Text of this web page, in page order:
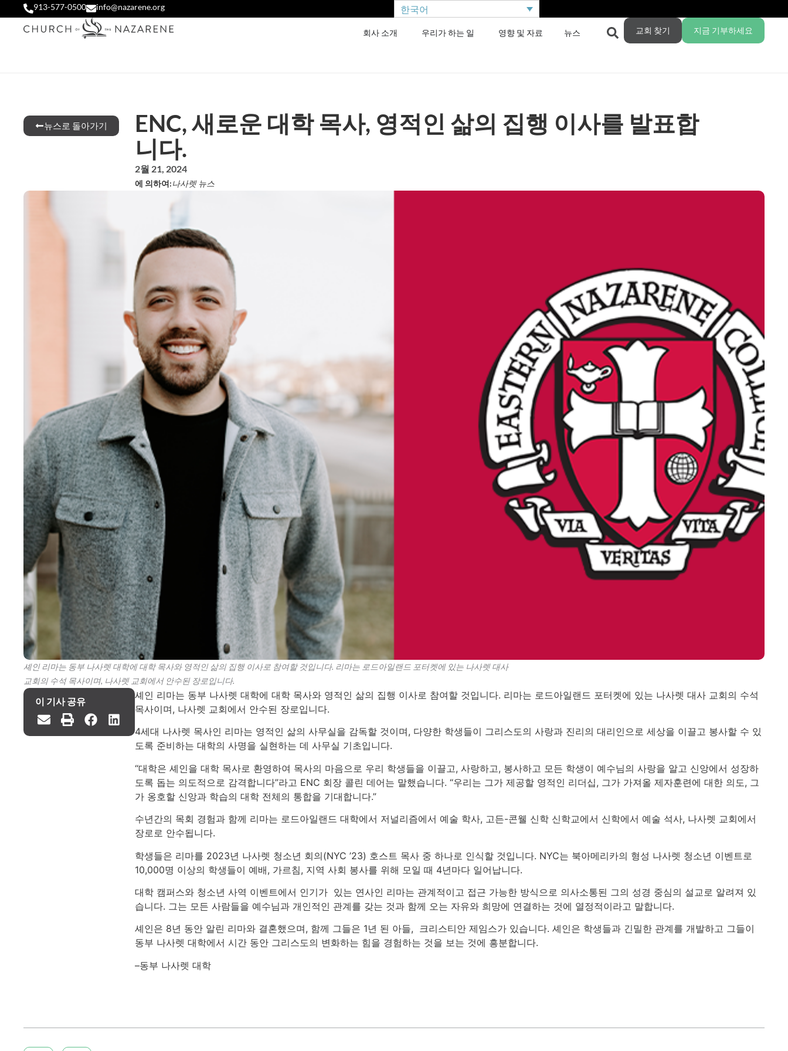
913-577-0500 info@nazarene.org 한국어
회사 소개 우리가 하는 일 영향 및 자료 뉴스 교회 찾기 지금 기부하세요
뉴스로 돌아가기
ENC, 새로운 대학 목사, 영적인 삶의 집행 이사를 발표합
니다.
2월 21, 2024
에 의하여:나사렛 뉴스
셰인 리마는 동부 나사렛 대학에 대학 목사와 영적인 삶의 집행 이사로 참여할 것입니다. 리마는 로드아일랜드 포터켓에 있는 나사렛 대사
교회의 수석 목사이며, 나사렛 교회에서 안수된 장로입니다.
이 기사 공유
셰인 리마는 동부 나사렛 대학에 대학 목사와 영적인 삶의 집행 이사로 참여할 것입니다. 리마는 로드아일랜드 포터켓에 있는 나사렛 대사 교회의 수석
목사이며, 나사렛 교회에서 안수된 장로입니다.
4세대 나사렛 목사인 리마는 영적인 삶의 사무실을 감독할 것이며, 다양한 학생들이 그리스도의 사랑과 진리의 대리인으로 세상을 이끌고 봉사할 수 있
도록 준비하는 대학의 사명을 실현하는 데 사무실 기초입니다.
“대학은 셰인을 대학 목사로 환영하여 목사의 마음으로 우리 학생들을 이끌고, 사랑하고, 봉사하고 모든 학생이 예수님의 사랑을 알고 신앙에서 성장하
도록 돕는 의도적으로 감격합니다”라고 ENC 회장 콜린 데어는 말했습니다. “우리는 그가 제공할 영적인 리더십, 그가 가져올 제자훈련에 대한 의도, 그
가 옹호할 신앙과 학습의 대학 전체의 통합을 기대합니다.”
수년간의 목회 경험과 함께 리마는 로드아일랜드 대학에서 저널리즘에서 예술 학사, 고든-콘웰 신학 신학교에서 신학에서 예술 석사, 나사렛 교회에서
장로로 안수됩니다.
학생들은 리마를 2023년 나사렛 청소년 회의(NYC ’23) 호스트 목사 중 하나로 인식할 것입니다. NYC는 북아메리카의 형성 나사렛 청소년 이벤트로
10,000명 이상의 학생들이 예배, 가르침, 지역 사회 봉사를 위해 모일 때 4년마다 일어납니다.
대학 캠퍼스와 청소년 사역 이벤트에서 인기가 있는 연사인 리마는 관계적이고 접근 가능한 방식으로 의사소통된 그의 성경 중심의 설교로 알려져 있
습니다. 그는 모든 사람들을 예수님과 개인적인 관계를 갖는 것과 함께 오는 자유와 희망에 연결하는 것에 열정적이라고 말합니다.
셰인은 8년 동안 알린 리마와 결혼했으며, 함께 그들은 1년 된 아들, 크리스티안 제임스가 있습니다. 셰인은 학생들과 긴밀한 관계를 개발하고 그들이
동부 나사렛 대학에서 시간 동안 그리스도의 변화하는 힘을 경험하는 것을 보는 것에 흥분합니다.
–동부 나사렛 대학